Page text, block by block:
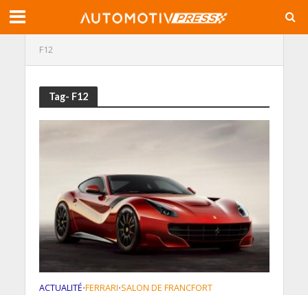
F12
Tag- F12
ACTUALITÉ•FERRARI•SALON DE FRANCFORT